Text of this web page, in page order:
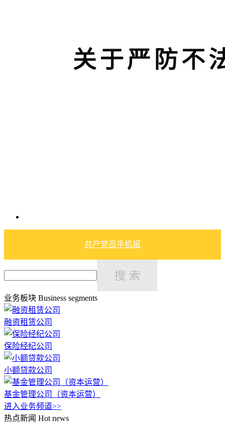
共产党员手机报
业务板块 Business segments
融资租赁公司
保险经纪公司
小额贷款公司
基金管理公司（资本运营）
进入业务频道>>
热点新闻 Hot news